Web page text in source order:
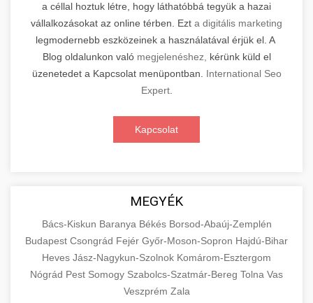
a céllal hoztuk létre, hogy láthatóbbá tegyük a hazai
vállalkozásokat az online térben. Ezt a digitális marketing
legmodernebb eszközeinek a használatával érjük el. A
Blog oldalunkon való megjelenéshez,
kérünk küld el
üzenetedet a Kapcsolat menüpontban. International Seo
Expert.
Kapcsolat
MEGYÉK
Bács-Kiskun Baranya Békés Borsod-Abaúj-Zemplén
Budapest Csongrád Fejér Győr-Moson-Sopron Hajdú-Bihar
Heves Jász-Nagykun-Szolnok Komárom-Esztergom
Nógrád Pest Somogy Szabolcs-Szatmár-Bereg Tolna Vas
Veszprém Zala